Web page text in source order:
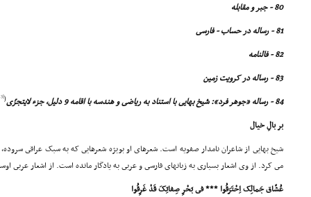
80 - جبر و مقابله
81 - رساله در حساب - فارسى
82 - فالنامه
83 - رساله در کرویت زمین
84 - رساله «جوهر فرد»: شیخ بهایى با استناد به ریاضى و هندسه با اقامه 9 دلیل، جزء لایتجزّى
(
[13]
بر بالِ خیال
شیخ بهایى از شاعران نامدار صفویه است. شعرهاى او بویژه شعرهایى که به سبک عراقى
مى کرد. از وى اشعار بسیارى به زبانهاى فارسى و عربى به یادگار مانده است. از اشعار عربى
عُشّاق جَمالِک اِحْتَرَقُوا *** فى بَحْرِ صِفاتِکَ قَدْ غَرِقُوا